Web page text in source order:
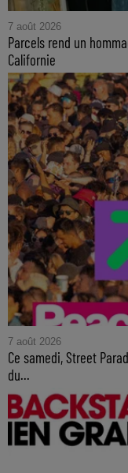
7 août 2026
Parcels rend un
Californie
7 août 2026
Ce samedi, Street
du...